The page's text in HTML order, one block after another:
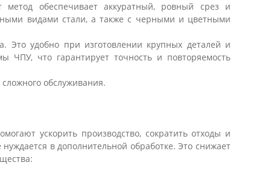
метод обеспечивает аккуратный, ровный срез и
видами стали, а также с черными и цветными
Это удобно при изготовлении крупных деталей и
ЧПУ, что гарантирует точность и повторяемость
обслуживания.
ускорить производство, сократить отходы и
в дополнительной обработке. Это снижает